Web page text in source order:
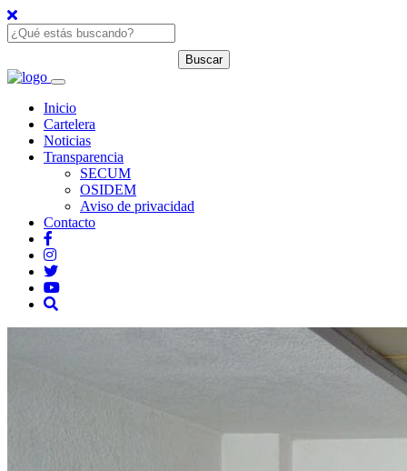
Inicio
Cartelera
Noticias
Transparencia
SECUM
OSIDEM
Aviso de privacidad
Contacto